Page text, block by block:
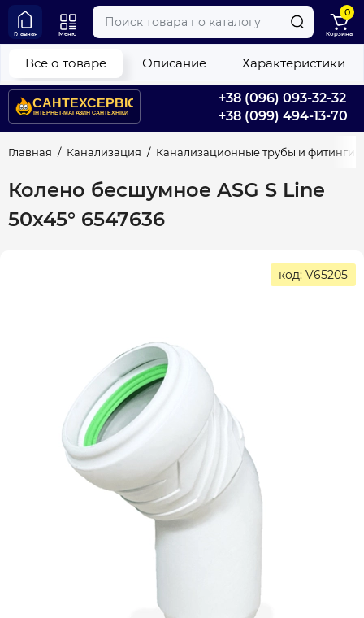
+38 (096) 093-32-32
+38 (099) 494-13-70
Главная Меню
0
Корзина
Главная Канализация Канализационные трубы и фитинги
Колено бесшумное ASG S Line
50x45° 6547636
Всё о товаре Описание Характеристики
код: V65205